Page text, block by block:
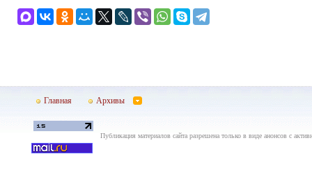
Главная Архивы
Публикация материалов сайта разрешена только в виде анонсов с